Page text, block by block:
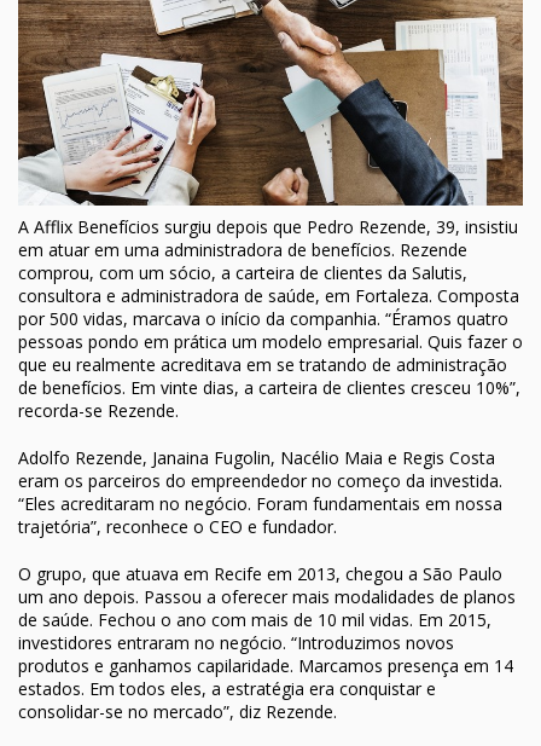
A Afflix Benefícios surgiu depois que Pedro Rezende, 39, insistiu
em atuar em uma administradora de benefícios. Rezende
comprou, com um sócio, a carteira de clientes da Salutis,
consultora e administradora de saúde, em Fortaleza. Composta
por 500 vidas, marcava o início da companhia. “Éramos quatro
pessoas pondo em prática um modelo empresarial. Quis fazer o
que eu realmente acreditava em se tratando de administração
de benefícios. Em vinte dias, a carteira de clientes cresceu 10%”,
recorda-se Rezende.
Adolfo Rezende, Janaina Fugolin, Nacélio Maia e Regis Costa
eram os parceiros do empreendedor no começo da investida.
“Eles acreditaram no negócio. Foram fundamentais em nossa
trajetória”, reconhece o CEO e fundador.
O grupo, que atuava em Recife em 2013, chegou a São Paulo
um ano depois. Passou a oferecer mais modalidades de planos
de saúde. Fechou o ano com mais de 10 mil vidas. Em 2015,
investidores entraram no negócio. “Introduzimos novos
produtos e ganhamos capilaridade. Marcamos presença em 14
estados. Em todos eles, a estratégia era conquistar e
consolidar-se no mercado”, diz Rezende.